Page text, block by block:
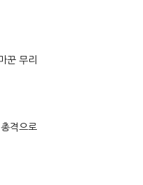
꾼 무리
격으로